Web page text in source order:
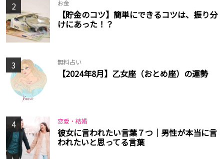
2 お金
【貯金のコツ】簡単にできるコツは、振り分
けにあった！？
3 無料占い
【2024年8月】乙女座（おとめ座）の運勢
4 恋愛・結婚
彼女に言われたい言葉７つ｜男性が本当に言
われたいと思ってる言葉